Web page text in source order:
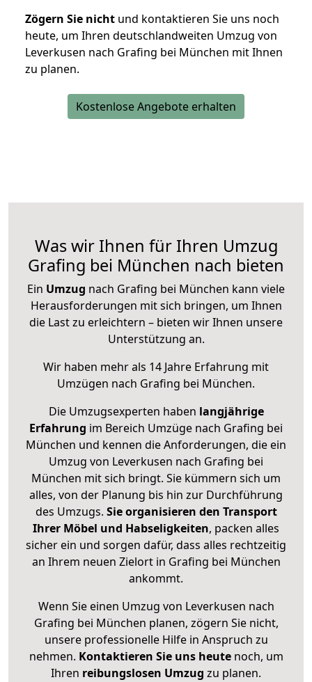
Zögern Sie nicht und kontaktieren Sie uns noch
heute, um Ihren deutschlandweiten Umzug von
Leverkusen nach Grafing bei München mit Ihnen
zu planen.
Kostenlose Angebote erhalten
Was wir Ihnen für Ihren Umzug
Grafing bei München nach bieten
Ein Umzug nach Grafing bei München kann viele
Herausforderungen mit sich bringen, um Ihnen
die Last zu erleichtern – bieten wir Ihnen unsere
Unterstützung an.
Wir haben mehr als 14 Jahre Erfahrung mit
Umzügen nach Grafing bei München.
Die Umzugsexperten haben langjährige
Erfahrung im Bereich Umzüge nach Grafing bei
München und kennen die Anforderungen, die ein
Umzug von Leverkusen nach Grafing bei
München mit sich bringt. Sie kümmern sich um
alles, von der Planung bis hin zur Durchführung
des Umzugs. Sie organisieren den Transport
Ihrer Möbel und Habseligkeiten, packen alles
sicher ein und sorgen dafür, dass alles rechtzeitig
an Ihrem neuen Zielort in Grafing bei München
ankommt.
Wenn Sie einen Umzug von Leverkusen nach
Grafing bei München planen, zögern Sie nicht,
unsere professionelle Hilfe in Anspruch zu
nehmen. Kontaktieren Sie uns heutenoch, um
Ihren reibungslosen Umzug zu planen.